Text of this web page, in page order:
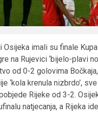
Osijeka imali su finale
na Rujevici ‘bijelo-plavi
od 0-2 golovima
‘kola krenula nizbrdo’,
Rijeke od 3-2.
natjecanja, a Rijeka